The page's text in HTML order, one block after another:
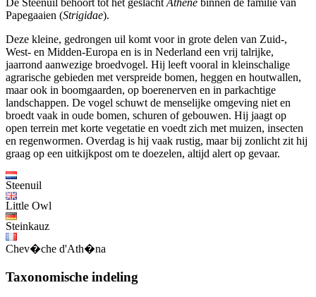
De Steenuil behoort tot het geslacht Athene binnen de familie van
Papegaaien (Strigidae).
Deze kleine, gedrongen uil komt voor in grote delen van Zuid-,
West- en Midden-Europa en is in Nederland een vrij talrijke,
jaarrond aanwezige broedvogel. Hij leeft vooral in kleinschalige
agrarische gebieden met verspreide bomen, heggen en houtwallen,
maar ook in boomgaarden, op boerenerven en in parkachtige
landschappen. De vogel schuwt de menselijke omgeving niet en
broedt vaak in oude bomen, schuren of gebouwen. Hij jaagt op
open terrein met korte vegetatie en voedt zich met muizen, insecten
en regenwormen. Overdag is hij vaak rustig, maar bij zonlicht zit hij
graag op een uitkijkpost om te doezelen, altijd alert op gevaar.
Steenuil
Little Owl
Steinkauz
Chev�che d'Ath�na
Taxonomische indeling